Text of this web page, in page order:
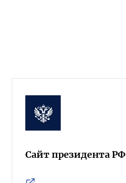
Сайт президента РФ